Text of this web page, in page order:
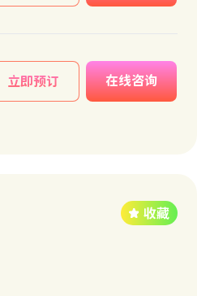
立即预订 在线咨询